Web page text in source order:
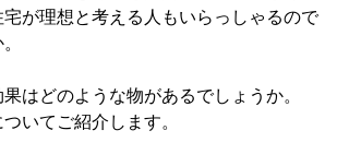
が理想と考える人もいらっしゃるので
はどのような物があるでしょうか。
いてご紹介します。